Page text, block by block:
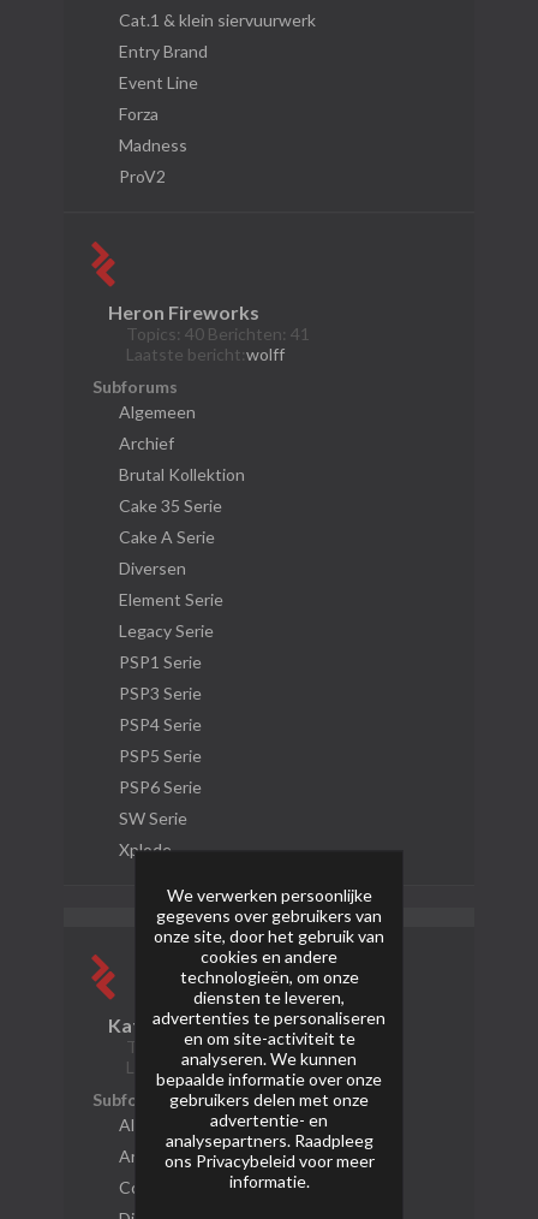
Cat.1 & klein siervuurwerk
Entry Brand
Event Line
Forza
Madness
ProV2
Heron Fireworks
Topics: 40 Berichten: 41
Laatste bericht:wolff
Subforums
Algemeen
Archief
Brutal Kollektion
Cake 35 Serie
Cake A Serie
Diversen
Element Serie
Legacy Serie
PSP1 Serie
PSP3 Serie
PSP4 Serie
PSP5 Serie
PSP6 Serie
SW Serie
Xplode
Katan Vuurwerk
Topics: 17 Berichten: 35
Laatste bericht:Katan Special #4
Subforums
Algemeen
Archief
Compound Fireworks
We verwerken persoonlijke
gegevens over gebruikers van
onze site, door het gebruik van
cookies en andere
technologieën, om onze
diensten te leveren,
advertenties te personaliseren
en om site-activiteit te
analyseren. We kunnen
bepaalde informatie over onze
gebruikers delen met onze
advertentie- en
analysepartners. Raadpleeg
ons Privacybeleid voor meer
informatie.